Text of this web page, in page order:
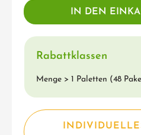
Rabattklassen
Menge > 1 Paletten (48